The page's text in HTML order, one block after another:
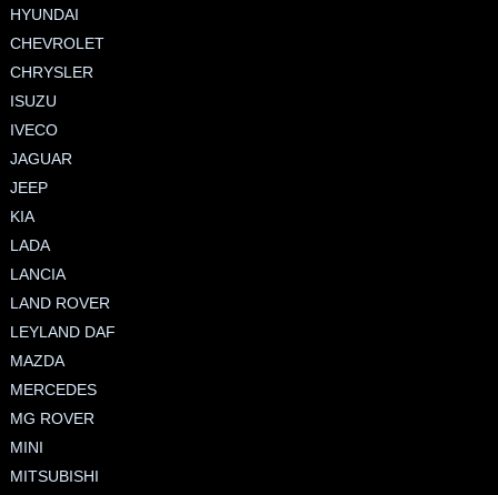
HYUNDAI
CHEVROLET
CHRYSLER
ISUZU
IVECO
JAGUAR
JEEP
KIA
LADA
LANCIA
LAND ROVER
LEYLAND DAF
MAZDA
MERCEDES
MG ROVER
MINI
MITSUBISHI